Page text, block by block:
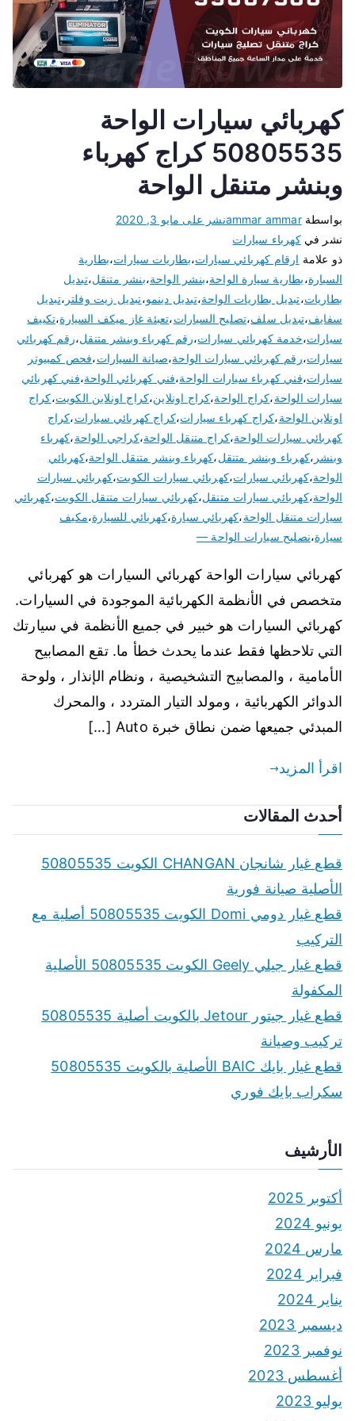
كهربائي سيارات الواحة
50805535 كراج كهرباء
وبنشر متنقل الواحة
بواسطةammar ammarنشر على مايو 3, 2020
نشر فيكهرباء سيارات
ذو علامة ارقام كهربائي سيارات،بطاريات سيارات،بطارية
السيارة،بطارية سيارة الواحة،بنشر الواحة،بنشر متنقل،تبديل
بطاريات،تبديل بطاريات الواحة،تبديل دينمو،تبديل زيت وفلتر ،تبديل
سفايف،تبديل سلف،تصليح السيارات،تعبئة غاز ميكف السيارة،تكييف
سيارات،خدمة كهربائي سيارات،رقم كهرباء وبنشر متنقل،رقم كهربائي
سيارات،رقم كهربائي سيارات الواحة،صيانة السيارات،فحص كمبيوتر
سيارات،فني كهرباء سيارات الواحة،فني كهربائي الواحة،فني كهربائي
سيارات الواحة،كراج الواحة،كراج اونلاين،كراج اونلاين الكويت،كراج
اونلاين الواحة،كراج كهرباء سيارات،كراج كهربائي سيارات،كراج
كهربائي سيارات الواحة،كراج متنقل الواحة،كراجي الواحة،كهرباء
وبنشر ،كهرباء وبنشر متنقل،كهرباء وبنشر متنقل الواحة،كهربائي
الواحة،كهربائي سيارات،كهربائي سيارات الكويت،كهربائي سيارات
الواحة،كهربائي سيارات متنقل،كهربائي سيارات متنقل الكويت،كهربائي
سيارات متنقل الواحة،كهربائي سيارة،كهربائي للسيارة،مكيف
سيارة،نصليح سيارات الواحة —
كهربائي سيارات الواحة كهربائي السيارات هو كهربائي
متخصص في الأنظمة الكهربائية الموجودة في السيارات.
كهربائي السيارات هو خبير في جميع الأنظمة في سيارتك
التي تلاحظها فقط عندما يحدث خطأ ما. تقع المصابيح
الأمامية ، والمصابيح التشخيصية ، ونظام الإنذار ، ولوحة
الدوائر الكهربائية ، ومولد التيار المتردد ، والمحرك
المبدئي جميعها ضمن نطاق خبرة Auto […]
اقرأ المزيد
أحدث المقالات
قطع غيار شانجان CHANGAN الكويت 50805535
الأصلية صيانة فورية
قطع غيار دومي Domi الكويت 50805535 أصلية مع
التركيب
قطع غيار جيلي Geely الكويت 50805535 الأصلية
المكفولة
قطع غيار جيتور Jetour بالكويت أصلية 50805535
تركيب وصيانة
قطع غيار بايك BAIC الأصلية بالكويت 50805535
سكراب بايك فوري
الأرشيف
أكتوبر 2025
يونيو 2024
مارس 2024
فبراير 2024
يناير 2024
ديسمبر 2023
نوفمبر 2023
أغسطس 2023
يوليو 2023